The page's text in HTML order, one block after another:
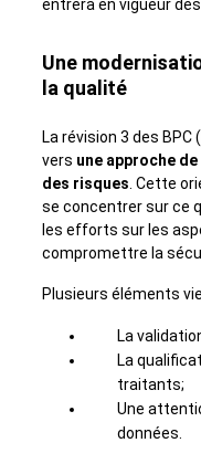
entrera en vigueur dès
Une
la qualité
La révision 3 des
vers une approche
des risques. Cette
se concentrer sur ce
les efforts sur les
compromettre la
Plusieurs éléments
La
La
traitants;
Une
données.